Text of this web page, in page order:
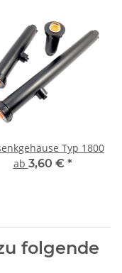
Typ 1800
ab 3,60 € *
folgende